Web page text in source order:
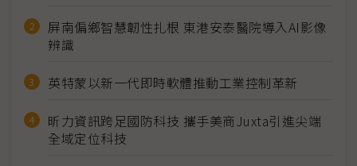
屏南偏鄉智慧韌性扎根 東港安泰醫院導入AI影像
辨識
英特蒙以新一代即時軟體推動工業控制革新
昕力資訊跨足國防科技 攜手美商Juxta引進尖端
全域定位科技